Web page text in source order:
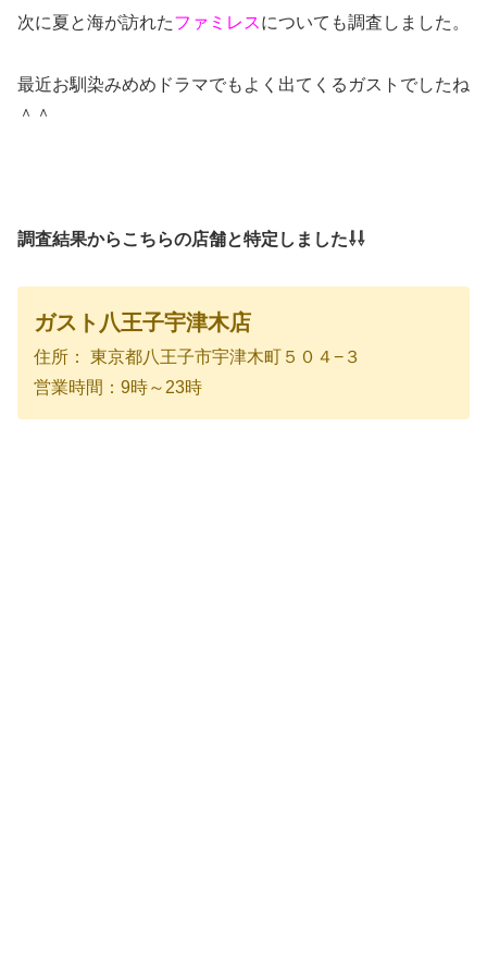
次に夏と海が訪れたファミレスについても調査しました。
最近お馴染みめめドラマでもよく出てくるガストでしたね
＾＾
調査結果からこちらの店舗と特定しました⇩⇩
ガスト八王子宇津木店
住所： 東京都八王子市宇津木町５０４−３
営業時間：9時～23時